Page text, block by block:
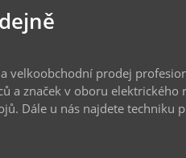
velkoobchodní prodej
a značek v oboru elektrického
Dále u nás najdete techniku